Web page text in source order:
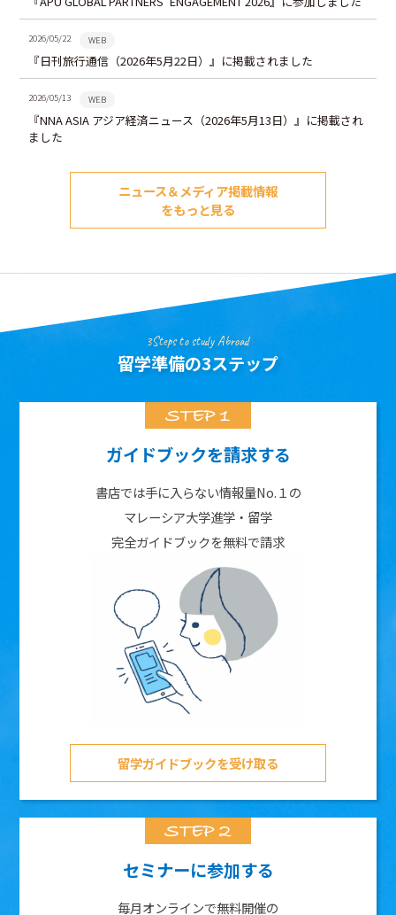
2026/05/22 WEB
『日刊旅行通信（2026年5月22日）』に掲載されました
2026/05/13 WEB
『NNA ASIA アジア経済ニュース（2026年5月13日）』に掲載され
ました
ニュース＆メディア掲載情報
をもっと見る
3Steps to study Abroad
留学準備の3ステップ
ガイドブックを請求する
書店では手に入らない情報量No.１の
マレーシア大学進学・留学
完全ガイドブックを無料で請求
留学ガイドブックを受け取る
セミナーに参加する
毎月オンラインで無料開催の